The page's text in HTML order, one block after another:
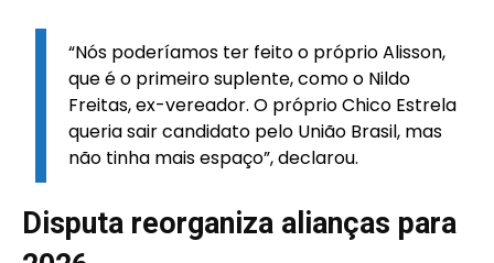
“Nós poderíamos ter feito o próprio Alisson,
que é o primeiro suplente, como o Nildo
Freitas, ex-vereador. O próprio Chico Estrela
queria sair candidato pelo União Brasil, mas
não tinha mais espaço”, declarou.
Disputa reorganiza alianças para